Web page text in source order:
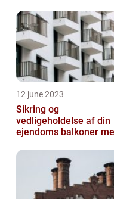
12 june 2023
Sikring og
vedligeholdelse af din
ejendoms balkoner